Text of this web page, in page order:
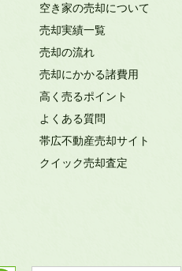
空き家の売却について
売却実績一覧
売却の流れ
売却にかかる諸費用
高く売るポイント
よくある質問
帯広不動産売却サイト
クイック売却査定